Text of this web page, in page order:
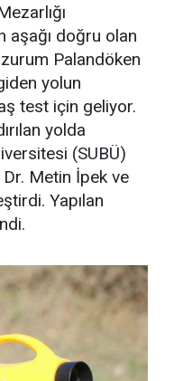
aşağı doğru olan
Palandöken
yolun
test için geliyor.
yolda
(SUBÜ)
Metin İpek ve
Yapılan